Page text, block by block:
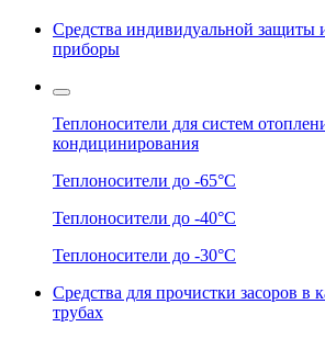
Средства индивидуальной защиты
приборы
Теплоносители для систем
кондицинирования
Теплоносители до -65°C
Теплоносители до -40°C
Теплоносители до -30°C
Средства для прочистки засоров в
трубах